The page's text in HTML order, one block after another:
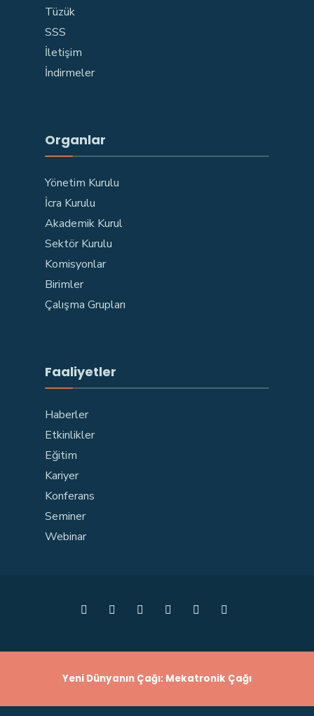
Tüzük
SSS
İletişim
İndirmeler
Organlar
Yönetim Kurulu
İcra Kurulu
Akademik Kurul
Sektör Kurulu
Komisyonlar
Birimler
Çalışma Grupları
Faaliyetler
Haberler
Etkinlikler
Eğitim
Kariyer
Konferans
Seminer
Webinar
Yeni Dünyanın Çağı: Mekatronik Çağı